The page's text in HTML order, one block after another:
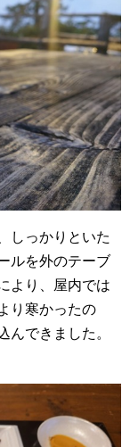
しっかりといた
ルを外のテーブ
より、屋内では
り寒かったの
んできました。